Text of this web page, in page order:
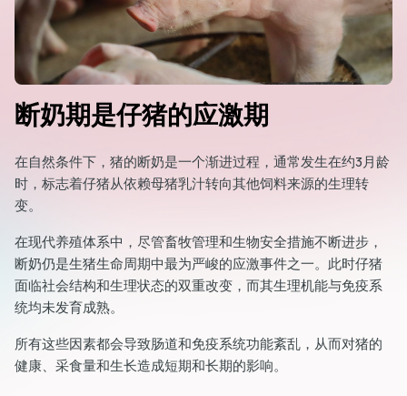
断奶期是仔猪的应激期
在自然条件下，猪的断奶是一个渐进过程，通常发生在约3月龄
时，标志着仔猪从依赖母猪乳汁转向其他饲料来源的生理转
变。
在现代养殖体系中，尽管畜牧管理和生物安全措施不断进步，
断奶仍是生猪生命周期中最为严峻的应激事件之一。此时仔猪
面临社会结构和生理状态的双重改变，而其生理机能与免疫系
统均未发育成熟。
所有这些因素都会导致肠道和免疫系统功能紊乱，从而对猪的
健康、采食量和生长造成短期和长期的影响。